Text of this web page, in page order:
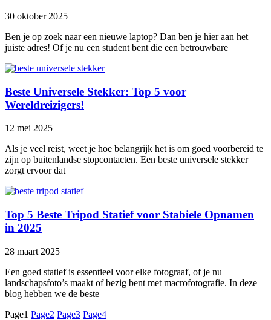
30 oktober 2025
Ben je op zoek naar een nieuwe laptop? Dan ben je hier aan het
juiste adres! Of je nu een student bent die een betrouwbare
Beste Universele Stekker: Top 5 voor
Wereldreizigers!
12 mei 2025
Als je veel reist, weet je hoe belangrijk het is om goed voorbereid te
zijn op buitenlandse stopcontacten. Een beste universele stekker
zorgt ervoor dat
Top 5 Beste Tripod Statief voor Stabiele Opnamen
in 2025
28 maart 2025
Een goed statief is essentieel voor elke fotograaf, of je nu
landschapsfoto’s maakt of bezig bent met macrofotografie. In deze
blog hebben we de beste
Page1 Page2 Page3 Page4